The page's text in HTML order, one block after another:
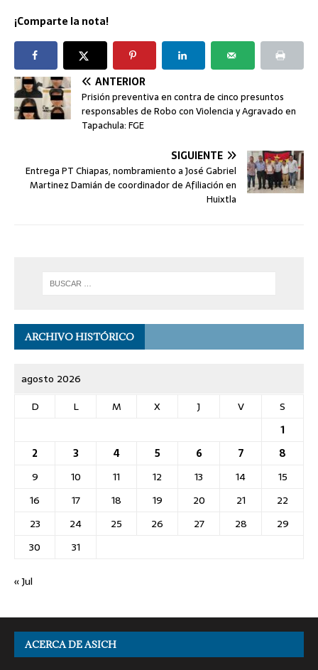
¡Comparte la nota!
ANTERIOR
Prisión preventiva en contra de cinco presuntos
responsables de Robo con Violencia y Agravado en
Tapachula: FGE
SIGUIENTE
Entrega PT Chiapas, nombramiento a José Gabriel
Martinez Damián de coordinador de Afiliación en
Huixtla
ARCHIVO HISTÓRICO
agosto 2026
D
L M X J V
S
1
2
3 4 5 6 7
8
9
10 11 12 13 14
15
16
17 18 19 20 21
22
23
24 25 26 27 28
29
30
31
« Jul
ACERCA DE ASICH